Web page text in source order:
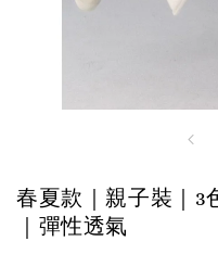
春夏款｜親子裝｜3
｜彈性透氣